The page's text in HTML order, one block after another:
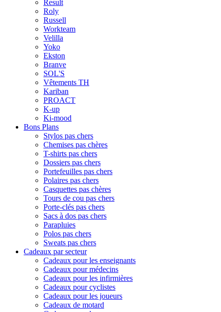
Result
Roly
Russell
Workteam
Velilla
Yoko
Ekston
Branve
SOL'S
Vêtements TH
Kariban
PROACT
K-up
Ki-mood
Bons Plans
Stylos pas chers
Chemises pas chères
T-shirts pas chers
Dossiers pas chers
Portefeuilles pas chers
Polaires pas chers
Casquettes pas chères
Tours de cou pas chers
Porte-clés pas chers
Sacs à dos pas chers
Parapluies
Polos pas chers
Sweats pas chers
Cadeaux par secteur
Cadeaux pour les enseignants
Cadeaux pour médecins
Cadeaux pour les infirmières
Cadeaux pour cyclistes
Cadeaux pour les joueurs
Cadeaux de motard